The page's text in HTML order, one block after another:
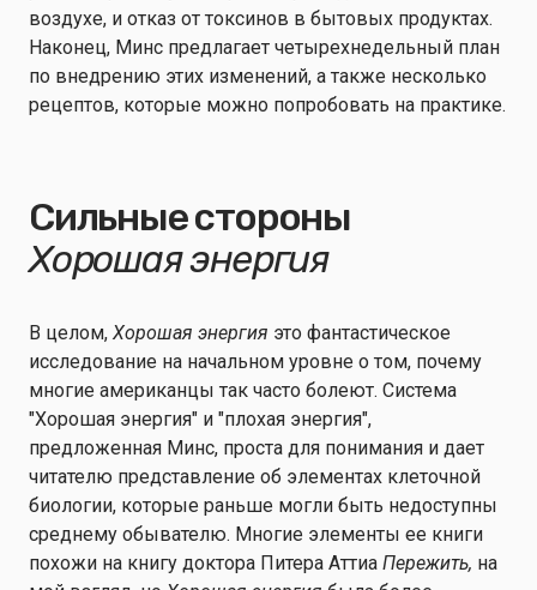
воздухе, и отказ от токсинов в бытовых продуктах.
Наконец, Минс предлагает четырехнедельный план
по внедрению этих изменений, а также несколько
рецептов, которые можно попробовать на практике.
Сильные стороны
Хорошая энергия
В целом, Хорошая энергия это фантастическое
исследование на начальном уровне о том, почему
многие американцы так часто болеют. Система
"Хорошая энергия" и "плохая энергия",
предложенная Минс, проста для понимания и дает
читателю представление об элементах клеточной
биологии, которые раньше могли быть недоступны
среднему обывателю. Многие элементы ее книги
похожи на книгу доктора Питера Аттиа Пережить, на